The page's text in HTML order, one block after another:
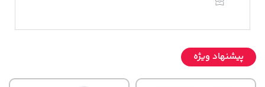
پیشنهاد ویژه